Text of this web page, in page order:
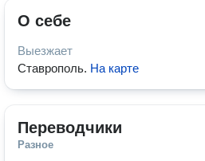
О себе
Выезжает
Ставрополь. На карте
Переводчики
Разное